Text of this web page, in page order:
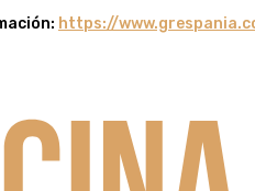
https://